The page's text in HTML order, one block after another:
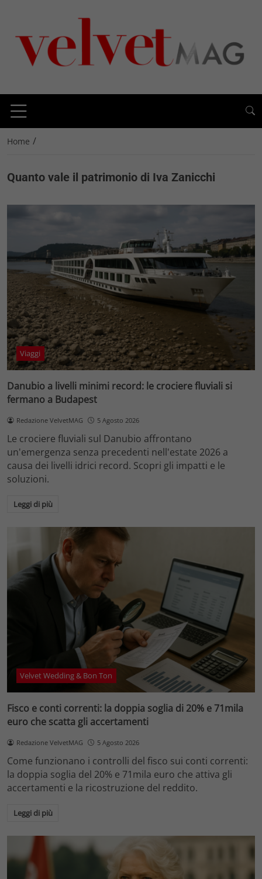
Home /
Quanto vale il patrimonio di Iva Zanicchi
Viaggi
Danubio a livelli minimi record: le crociere fluviali si
fermano a Budapest
Redazione VelvetMAG 5 Agosto 2026
Le crociere fluviali sul Danubio affrontano
un'emergenza senza precedenti nell'estate 2026 a
causa dei livelli idrici record. Scopri gli impatti e le
soluzioni.
Leggi di più
Velvet Wedding & Bon Ton
Fisco e conti correnti: la doppia soglia di 20% e 71mila
euro che scatta gli accertamenti
Redazione VelvetMAG 5 Agosto 2026
Come funzionano i controlli del fisco sui conti correnti:
la doppia soglia del 20% e 71mila euro che attiva gli
accertamenti e la ricostruzione del reddito.
Leggi di più